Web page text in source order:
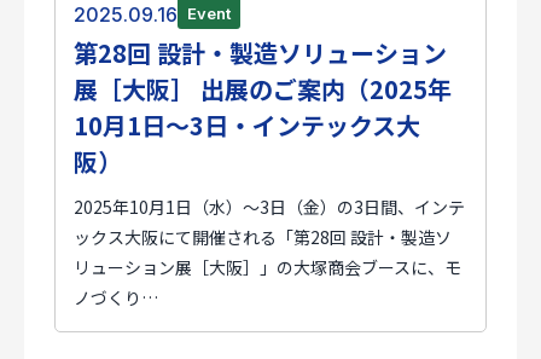
2025.09.16 Event
第28回 設計・製造ソリューション
展［大阪］ 出展のご案内（2025年
10月1日～3日・インテックス大
阪）
2025年10月1日（水）～3日（金）の3日間、インテ
ックス大阪にて開催される「第28回 設計・製造ソ
リューション展［大阪］」の大塚商会ブースに、モ
ノづくり…